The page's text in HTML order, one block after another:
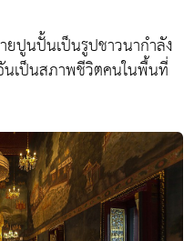
ปูนปั้นเป็นรูปชาวนากำลัง
เป็นสภาพชีวิตคนในพื้นที่